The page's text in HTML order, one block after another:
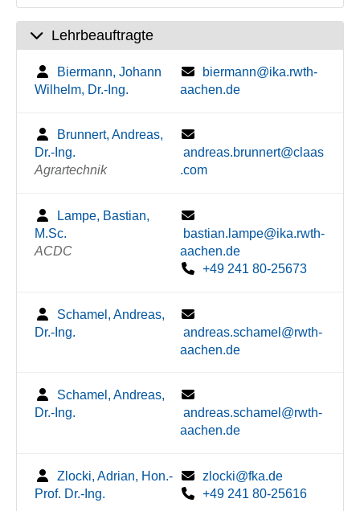
Lehrbeauftragte
Biermann, Johann
Wilhelm, Dr.-Ing.
biermann@ika.rwth-
aachen.de
Brunnert, Andreas,
Dr.-Ing.
Agrartechnik
andreas.brunnert@claas
.com
Lampe, Bastian,
M.Sc.
ACDC
bastian.lampe@ika.rwth-
aachen.de
+49 241 80-25673
Schamel, Andreas,
Dr.-Ing.
andreas.schamel@rwth-
aachen.de
Schamel, Andreas,
Dr.-Ing.
andreas.schamel@rwth-
aachen.de
Zlocki, Adrian, Hon.-
Prof. Dr.-Ing.
zlocki@fka.de
+49 241 80-25616